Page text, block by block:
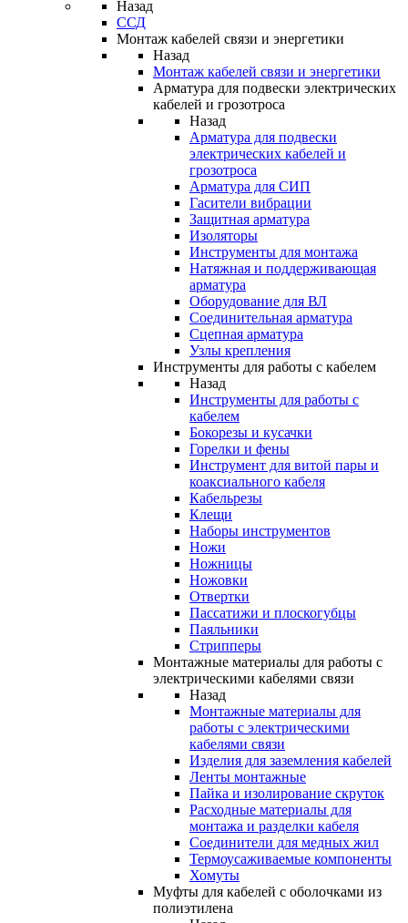
Назад
ССД
Монтаж кабелей связи и энергетики
Назад
Монтаж кабелей связи и энергетики
Арматура для подвески электрических
кабелей и грозотроса
Назад
Арматура для подвески
электрических кабелей и
грозотроса
Арматура для СИП
Гасители вибрации
Защитная арматура
Изоляторы
Инструменты для монтажа
Натяжная и поддерживающая
арматура
Оборудование для ВЛ
Соединительная арматура
Сцепная арматура
Узлы крепления
Инструменты для работы с кабелем
Назад
Инструменты для работы с
кабелем
Бокорезы и кусачки
Горелки и фены
Инструмент для витой пары и
коаксиального кабеля
Кабельрезы
Клещи
Наборы инструментов
Ножи
Ножницы
Ножовки
Отвертки
Пассатижи и плоскогубцы
Паяльники
Стрипперы
Монтажные материалы для работы с
электрическими кабелями связи
Назад
Монтажные материалы для
работы с электрическими
кабелями связи
Изделия для заземления кабелей
Ленты монтажные
Пайка и изолирование скруток
Расходные материалы для
монтажа и разделки кабеля
Соединители для медных жил
Термоусаживаемые компоненты
Хомуты
Муфты для кабелей с оболочками из
полиэтилена